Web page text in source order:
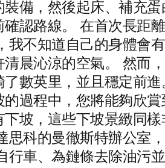
備，然後起床、補充蛋
認路線。 在首次長距
不知道自己的身體會有
晨沁涼的空氣。 然而
數英里，並且穩定前進
過程中，您將能夠欣賞
坡，這些下坡景緻同
思科的曼徹斯特辦公室
行車、為鏈條去除油污